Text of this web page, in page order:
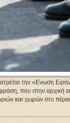
την «Ενωση
που στην αρχική
και χωρών στο